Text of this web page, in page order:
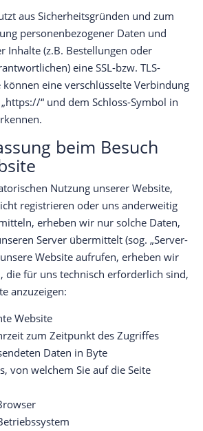
aus Sicherheitsgründen und zum
personenbezogener Daten und
Inhalte (z.B. Bestellungen oder
eine SSL-bzw. TLS-
können eine verschlüsselte Verbindung
“ und dem Schloss-Symbol in
beim Besuch
Nutzung unserer Website,
registrieren oder uns anderweitig
erheben wir nur solche Daten,
Server übermittelt (sog. „Server-
unsere Website aufrufen, erheben wir
die für uns technisch erforderlich sind,
anzuzeigen:
Website
zum Zeitpunkt des Zugriffes
Daten in Byte
von welchem Sie auf die Seite